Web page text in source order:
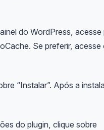
do WordPress, acesse
Se preferir, acesse
“Instalar”. Após a
do plugin, clique sobre